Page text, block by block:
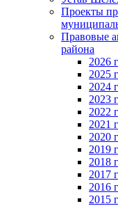
Проекты
Правовые
района
2026
2025
2024
2023
2022
2021
2020
2019
2018
2017
2016
2015